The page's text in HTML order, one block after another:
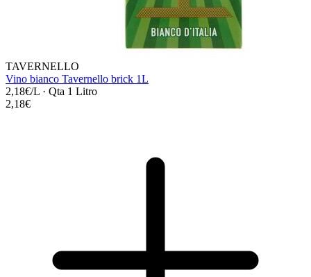
TAVERNELLO
Vino bianco Tavernello brick 1L
2,18€/L · Qta 1 Litro
2,18€